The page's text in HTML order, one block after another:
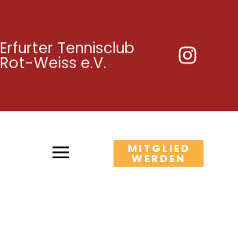
Erfurter Tennisclub
Rot-Weiss e.V.
MITGLIED
WERDEN